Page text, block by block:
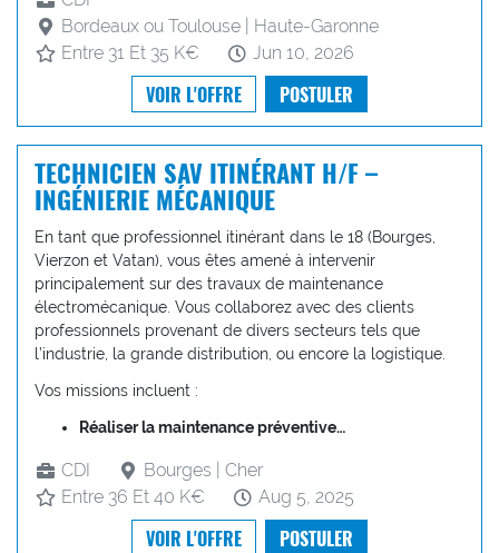
Bordeaux ou Toulouse | Haute-Garonne
Entre 31 Et 35 K€
Jun 10, 2026
VOIR L'OFFRE POSTULER
TECHNICIEN SAV ITINÉRANT H/F –
INGÉNIERIE MÉCANIQUE
En tant que professionnel itinérant dans le 18 (Bourges,
Vierzon et Vatan), vous êtes amené à intervenir
principalement sur des travaux de maintenance
électromécanique. Vous collaborez avec des clients
professionnels provenant de divers secteurs tels que
l’industrie, la grande distribution, ou encore la logistique.
Vos missions incluent :
Réaliser la maintenance préventive…
CDI
Bourges | Cher
Entre 36 Et 40 K€
Aug 5, 2025
VOIR L'OFFRE POSTULER